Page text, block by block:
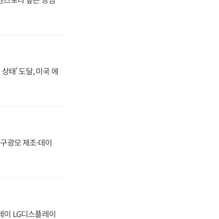
태' 도달, 미국 에
광모 제조·데이
LG디스플레이